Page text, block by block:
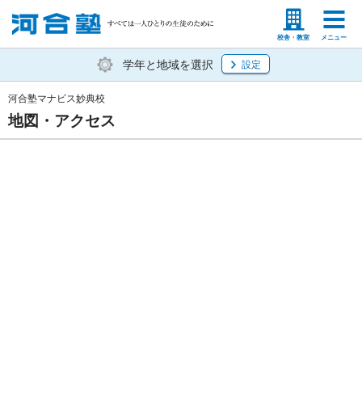
校舎・教室 メニュー
塾生の方 高等学校の先生
学年と地域を選択 設定
地図・アクセス
河合塾マナビス妙典校